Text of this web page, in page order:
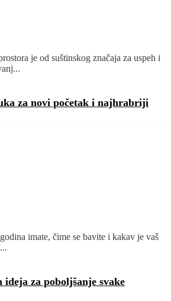
je od suštinskog značaja za uspeh i
za novi početak i najhrabriji
imate, čime se bavite i kakav je vaš
za poboljšanje svake